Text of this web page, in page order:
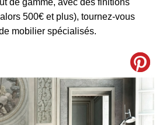
500€ et plus), tournez-vous
mobilier spécialisés.